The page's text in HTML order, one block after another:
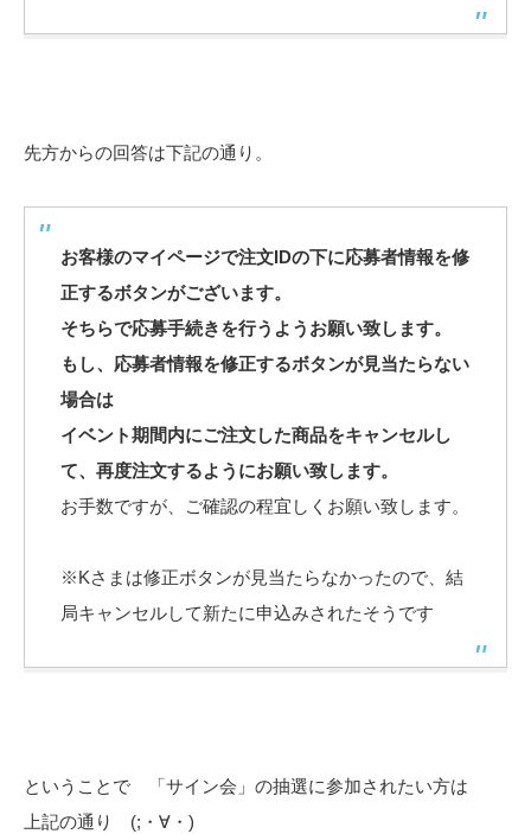
先方からの回答は下記の通り。
お客様のマイページで注文IDの下に応募者情報を修
正するボタンがございます。
そちらで応募手続きを行うようお願い致します。
もし、応募者情報を修正するボタンが見当たらない
場合は
イベント期間内にご注文した商品をキャンセルし
て、再度注文するようにお願い致します。
お手数ですが、ご確認の程宜しくお願い致します。
※Kさまは修正ボタンが見当たらなかったので、結
局キャンセルして新たに申込みされたそうです
ということで 「サイン会」の抽選に参加されたい方は
上記の通り (;・∀・)